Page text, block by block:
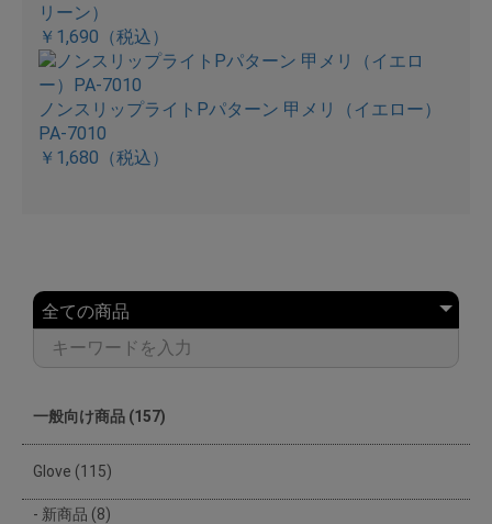
リーン）
￥1,690 （税込）
ノンスリップライトPパターン 甲メリ（イエロー）
PA-7010
￥1,680 （税込）
一般向け商品 (157)
Glove (115)
新商品 (8)